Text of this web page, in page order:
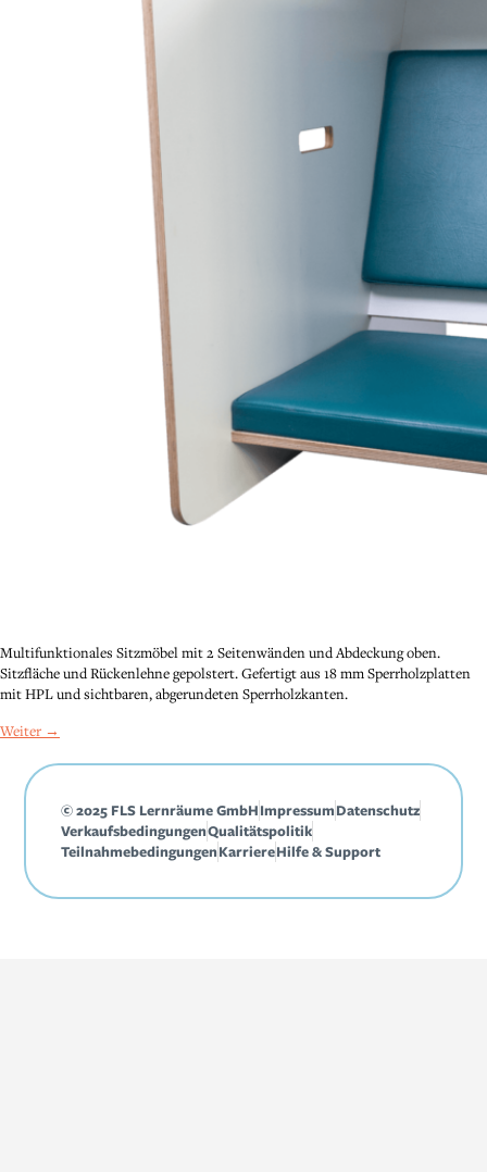
Multifunktionales Sitzmöbel mit 2 Seitenwänden und Abdeckung oben.
Sitzfläche und Rückenlehne gepolstert. Gefertigt aus 18 mm Sperrholzplatten
mit HPL und sichtbaren, abgerundeten Sperrholzkanten.
Weiter →
© 2025 FLS Lernräume GmbHImpressumDatenschutz
VerkaufsbedingungenQualitätspolitik
TeilnahmebedingungenKarriereHilfe & Support